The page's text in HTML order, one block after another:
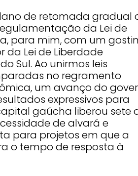
de retomada gradual
da Lei de
para mim, com um
da Lei de Liberdade
Sul. Ao unirmos leis
no regramento
um avanço do
expressivos para
gaúcha liberou sete
de alvará e
para projetos em que a
o tempo de resposta à